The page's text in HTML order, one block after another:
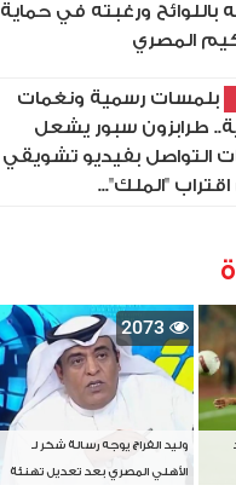
باللوائح ورغبته في حماية
المصري
بلمسات رسمية ونغمات
طرابزون سبور يشعل
التواصل بفيديو تشويقي
"الملك"...
2073
وليد الفراج يوجه رسالة شكر لـ
الأهلي المصري بعد تعديل تهنئة